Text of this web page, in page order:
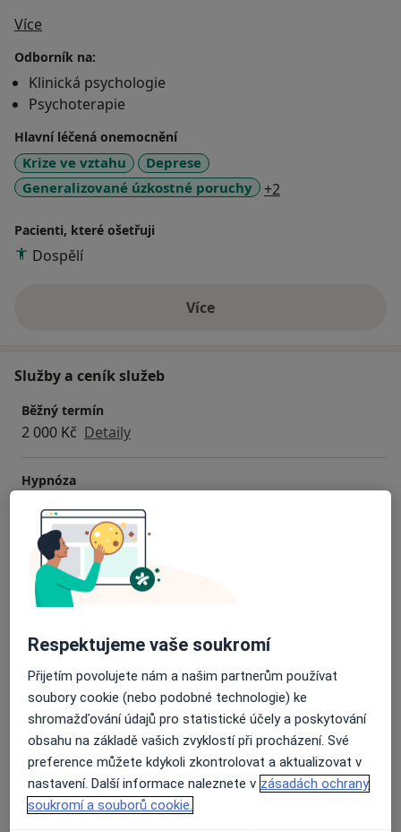
Více
Odborník na:
Klinická psychologie
Psychoterapie
Hlavní léčená onemocnění
Krize ve vztahu
Deprese
Generalizované úzkostné poruchy
+2
Pacienti, které ošetřuji
Dospělí
Víceo zkušenostech
Služby a ceník služeb
Běžný termín
2 000 Kč Detaily
Hypnóza
On-line konzultace
2 000 Kč Detaily
Od 1 500 Kč Detaily
Párová konzultace
2 200 Kč Detaily
+ 3 služby
Jak fungují ceny?
Respektujeme vaše soukromí
Přijetím povolujete nám a našim partnerům používat
soubory cookie (nebo podobné technologie) ke
shromažďování údajů pro statistické účely a poskytování
obsahu na základě vašich zvyklostí při procházení. Své
preference můžete kdykoli zkontrolovat a aktualizovat v
nastavení. Další informace naleznete v zásadách ochrany
soukromí a souborů cookie.